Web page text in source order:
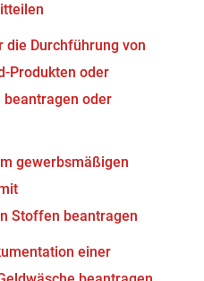
die Durchführung von
Produkten oder
oder
gewerbsmäßigen
Stoffen beantragen
einer